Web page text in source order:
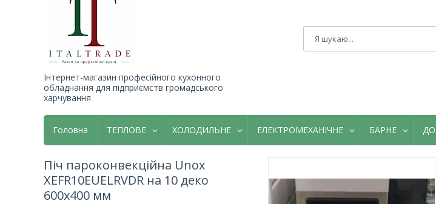
Інтернет-магазин професійного кухонного
обладнання для підприємств громадського
харчування
Головна ТЕПЛОВЕ ХОЛОДИЛЬНЕ ЕЛЕКТРОМЕХАНІЧНЕ БАРНЕ
Піч пароконвекційна Unox
XEFR10EUELRVDR на 10 деко
600х400 мм